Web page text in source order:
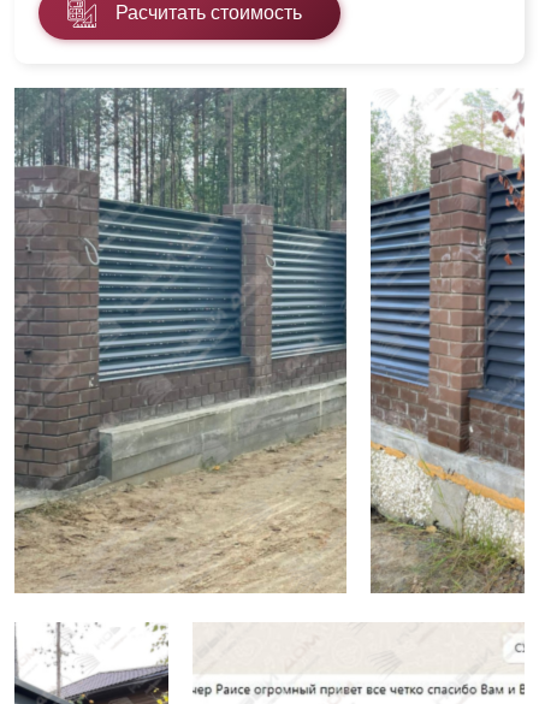
Расчитать стоимость